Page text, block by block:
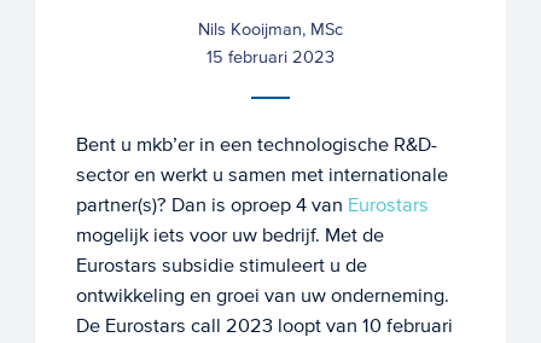
Nils Kooijman, MSc
15 februari 2023
Bent u mkb’er in een technologische R&D-
sector en werkt u samen met internationale
partner(s)? Dan is oproep 4 van Eurostars
mogelijk iets voor uw bedrijf. Met de
Eurostars subsidie stimuleert u de
ontwikkeling en groei van uw onderneming.
De Eurostars call 2023 loopt van 10 februari